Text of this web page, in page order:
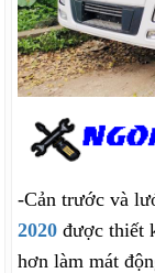
-Cản trước và
2020 được thiết
hơn làm mát